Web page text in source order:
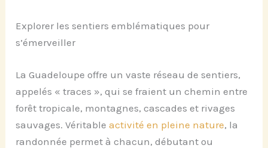
Explorer les sentiers emblématiques pour
s’émerveiller
La Guadeloupe offre un vaste réseau de sentiers,
appelés « traces », qui se fraient un chemin entre
forêt tropicale, montagnes, cascades et rivages
sauvages. Véritableactivité en pleine nature, la
randonnée permet à chacun, débutant ou